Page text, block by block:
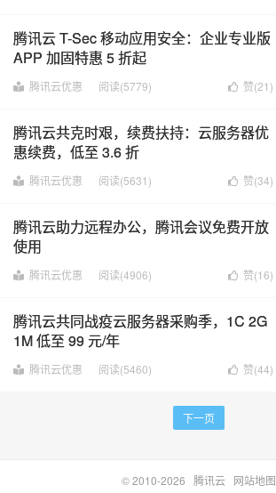
腾讯云 T-Sec 移动应用安全：企业专业版
APP 加固特惠 5 折起
腾讯云优惠 阅读(5779) 赞(21 )
腾讯云共克时艰，续费扶持：云服务器优
惠续费，低至 3.6 折
腾讯云优惠 阅读(5631) 赞(34)
腾讯云助力远程办公，腾讯会议免费开放
使用
腾讯云优惠 阅读(4906) 赞(16)
腾讯云共同战疫云服务器采购季，1C 2G
1M 低至 99 元/年
腾讯云优惠 阅读(5460) 赞(44)
下一页
© 2010-2026 腾讯云 网站地图